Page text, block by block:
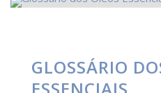
GLOSSÁRIO